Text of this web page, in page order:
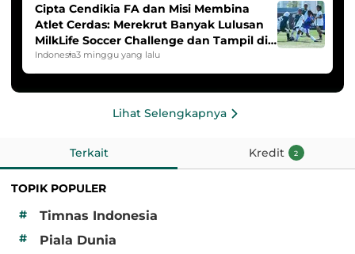
Cipta Cendikia FA dan Misi Membina
Atlet Cerdas: Merekrut Banyak Lulusan
MilkLife Soccer Challenge dan Tampil di
HYDROPLUS Soccer League
Indonesia3 minggu yang lalu
Lihat Selengkapnya
Terkait Kredit 2
TOPIK POPULER
#
Timnas Indonesia
# Piala Dunia